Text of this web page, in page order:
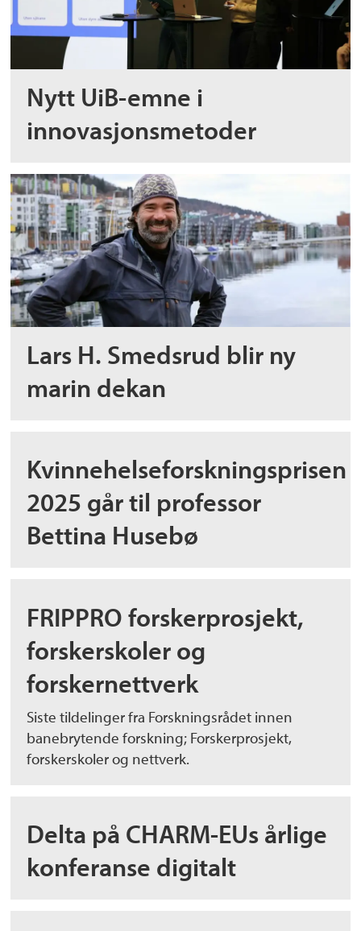
Nytt UiB-emne i
innovasjonsmetoder
Lars H. Smedsrud blir ny
marin dekan
Kvinnehelseforskningsprisen
2025 går til professor
Bettina Husebø
FRIPPRO forskerprosjekt,
forskerskoler og
forskernettverk
Siste tildelinger fra Forskningsrådet innen
banebrytende forskning; Forskerprosjekt,
forskerskoler og nettverk.
Delta på CHARM-EUs årlige
konferanse digitalt